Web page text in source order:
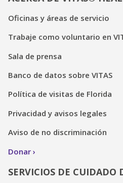
Oficinas y áreas de servicio
Trabaje como voluntario en
Sala de prensa
Banco de datos sobre VITAS
Política de visitas de Florida
Privacidad y avisos legales
Aviso de no discriminación
Donar
SERVICIOS DE CUIDADO